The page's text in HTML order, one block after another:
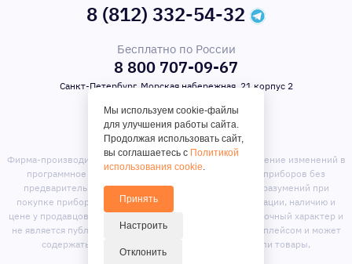
8 (812) 332-54-32
Бесплатно по России
8 800 707-09-67
Санкт-Петербург, Морская набережная, 21 корпус 2
Фирма-производитель оставляет за собой право на внесение изменений в
программное обеспечение, дизайн и комплектацию приборов без
предварительного уведомления. Во избежание недоразумений при
покупке приборов уточняйте информацию о комплектации, наличию и
цене у продавцов. Вся информация на сайте носит справочный характер и
не является публичной офертой. Сайт является маркет-плейсом и может
содержать предложения сторонних продавцов или товары,
отсутствующие на складе магазина.
Мы используем cookie-файлы
для улучшения работы сайта.
Продолжая использовать сайт,
вы соглашаетесь с Политикой
использования cookie.
Принять
Настроить
Отклонить